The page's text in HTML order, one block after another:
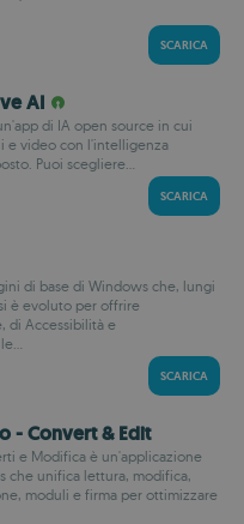
SCARICA
AI
di IA open source in cui
e video con l'intelligenza
Puoi scegliere...
SCARICA
di base di Windows che, lungi
è evoluto per offrire
di Accessibilità e
SCARICA
- Convert & Edit
e Modifica è un'applicazione
che unifica lettura, modifica,
moduli e firma per ottimizzare